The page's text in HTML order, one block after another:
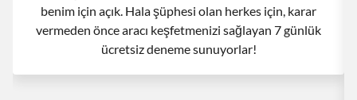
benim için açık. Hala şüphesi olan herkes için, karar
vermeden önce aracı keşfetmenizi sağlayan 7 günlük
ücretsiz deneme sunuyorlar!